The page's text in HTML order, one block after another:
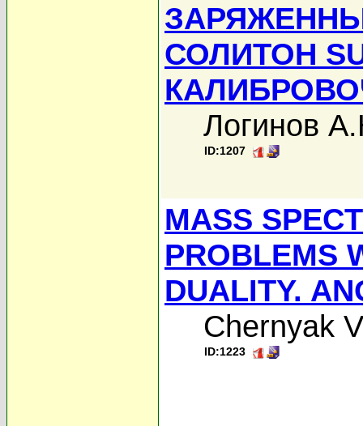
СОЛИТОН
Логинов
ID:1207
MASS
PROBLEMS
DUALITY.
Chernyak
ID:1223